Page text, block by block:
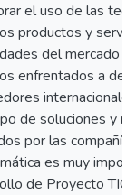
el uso de las
productos y
del mercado
enfrentados a
de soluciones y
por las
es muy
de Proyecto